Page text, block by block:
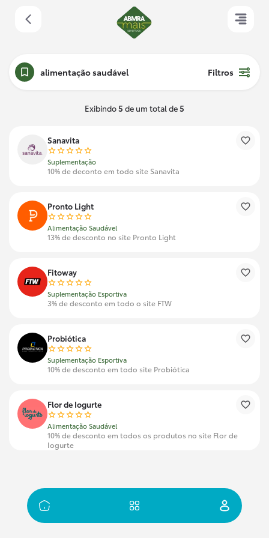
alimentação saudável Filtros
Exibindo5 de um total de5
Sanavita
Suplementação
10% de deconto em todo site Sanavita
Pronto Light
Alimentação Saudável
13% de desconto no site Pronto Light
Fitoway
Suplementação Esportiva
3% de desconto em todo o site FTW
Probiótica
Suplementação Esportiva
10% de desconto em todo site Probiótica
Flor de Iogurte
Alimentação Saudável
10% de desconto em todos os produtos no site Flor de
Iogurte